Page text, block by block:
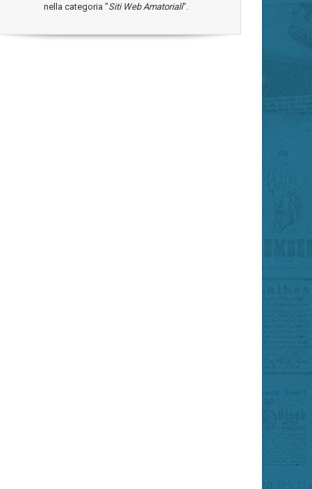
nella categoria "Siti Web Amatoriali".